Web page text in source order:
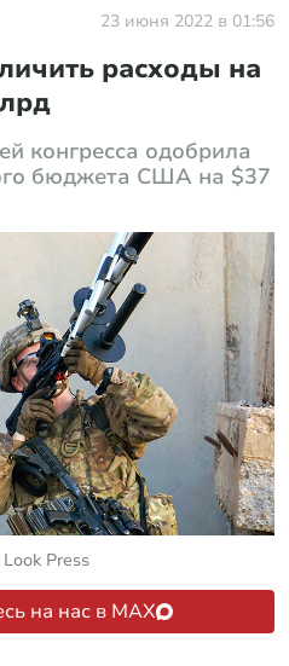
23 июня 2022 в 01:56
расходы на
конгресса одобрила
бюджета США на $37
Press
на нас в MAX